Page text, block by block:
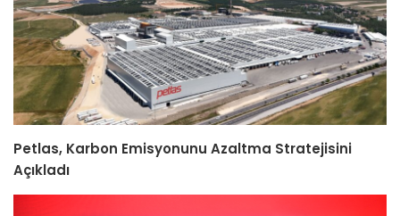
Petlas, Karbon Emisyonunu Azaltma Stratejisini
Açıkladı